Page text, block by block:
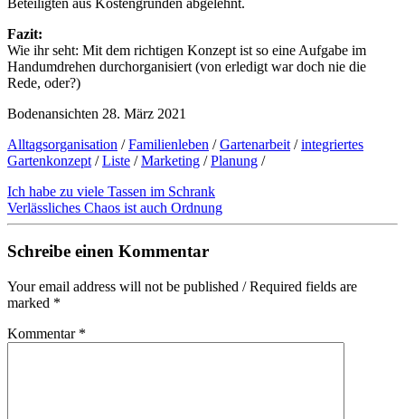
Fazit:
Wie ihr seht: Mit dem richtigen Konzept ist so eine Aufgabe im
Handumdrehen durchorganisiert (von erledigt war doch nie die
Rede, oder?)
Bodenansichten 28. März 2021
Alltagsorganisation /Familienleben /Gartenarbeit /integriertes
Gartenkonzept /Liste /Marketing /Planung /
Ich habe zu viele Tassen im Schrank
Verlässliches Chaos ist auch Ordnung
Schreibe einen Kommentar
Your email address will not be published / Required fields are
marked *
Kommentar *